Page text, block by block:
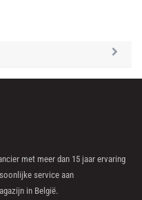
met meer dan 15 jaar ervaring
service aan
in België.